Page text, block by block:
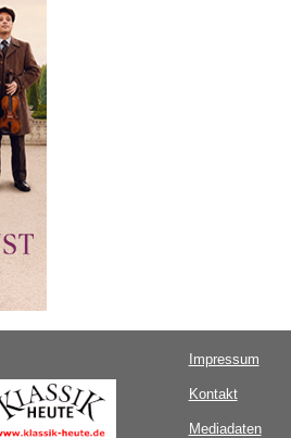
Impressum
Kontakt
Mediadaten